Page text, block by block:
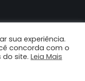
sua experiência.
concorda com o
do site. Leia Mais